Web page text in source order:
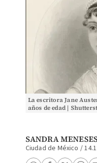
La escritora Jane
años de edad |
SANDRA
Ciudad de México /